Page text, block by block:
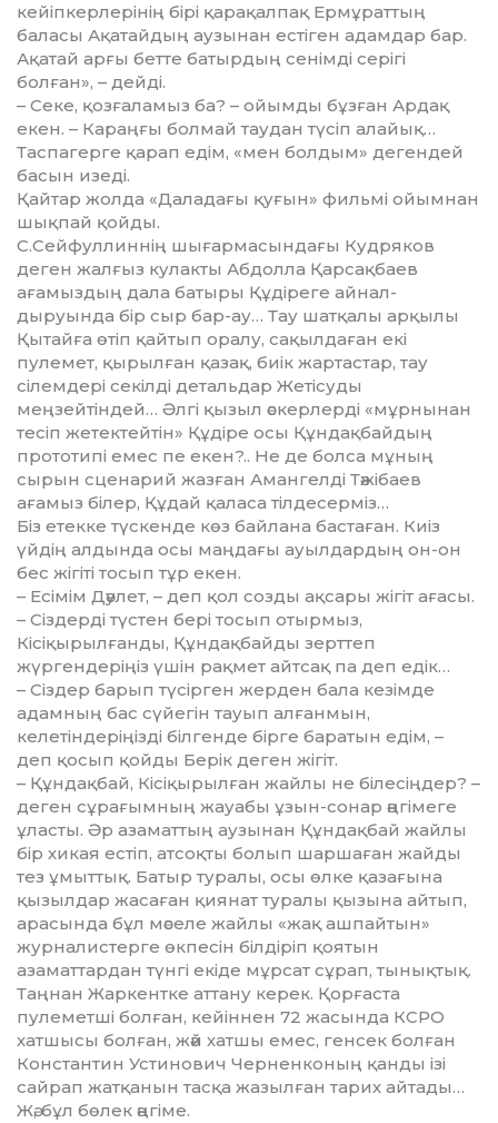
кейіпкерлерінің бірі қарақалпақ Ермұраттың
баласы Ақатайдың аузынан естіген адамдар бар.
Ақатай арғы бетте батырдың сенімді серігі
болған», – дейді.
– Секе, қозғаламыз ба? – ойым­ды бұзған Ардақ
екен. – Караңғы болмай таудан түсіп алайық…
Таспагерге қарап едім, «мен болдым» дегендей
басын изеді.
Қайтар жолда «Даладағы қу­ғын» фильмі ойымнан
шықпай қойды.
С.Сейфуллиннің шығармасын­дағы Кудряков
деген жалғыз ку­лакты Абдолла Қарсақбаев
ағамыз­дың дала батыры Құдіреге ай­нал­
дыруында бір сыр бар-ау… Тау шатқалы арқылы
Қытайға өтіп қайтып оралу, сақылдаған екі
пулемет, қырылған қазақ, биік жартастар, тау
сілемдері секілді детальдар Жетісуды
меңзейтіндей… Әлгі қызыл әскерлерді «мұрнынан
тесіп жетектейтін» Құдіре осы Құндақбайдың
прототипі емес пе екен?.. Не де болса мұның
сырын сценарий жазған Амангелді Тәжі­баев
ағамыз білер, Құдай қаласа тілдесерміз…
Біз етекке түскенде көз байлана бастаған. Киіз
үйдің алдында осы маңдағы ауылдардың он-он
бес жігіті тосып тұр екен.
– Есімім Дәулет, – деп қол созды ақсары жігіт ағасы.
– Сіздерді түстен бері тосып отырмыз,
Кісіқырылғанды, Құндақбайды зерттеп
жүргендеріңіз үшін рақмет айтсақ па деп едік…
– Сіздер барып түсірген жерден бала кезімде
адамның бас сүйегін тауып алғанмын,
келетіндеріңізді білгенде бірге баратын едім, –
деп қосып қойды Берік деген жігіт.
– Құндақбай, Кісіқырылған жайлы не білесіңдер? –
деген сұрағымның жауабы ұзын-сонар әңгімеге
ұласты. Әр азаматтың аузынан Құндақбай жайлы
бір хикая естіп, атсоқты болып шаршаған жайды
тез ұмыттық. Батыр туралы, осы өлке қазағына
қызылдар жасаған қиянат туралы қызына айтып,
арасында бұл мәселе жайлы «жақ ашпайтын»
журналистерге өкпесін білдіріп қоятын
азаматтардан түнгі екіде мұрсат сұрап, тынықтық.
Таңнан Жаркентке аттану керек. Қорғаста
пулеметші болған, кейіннен 72 жасында КСРО
хатшысы болған, жәй хатшы емес, генсек болған
Константин Устинович Чернен­коның қанды ізі
сайрап жатқанын тасқа жазылған тарих айтады…
Жә, бұл бөлек әңгіме.